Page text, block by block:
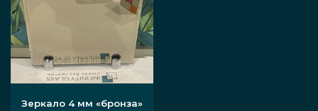
Зеркало 4 мм «бронза»